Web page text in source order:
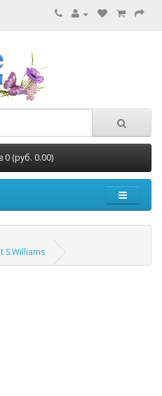
0 (руб. 0.00)
S.Williams